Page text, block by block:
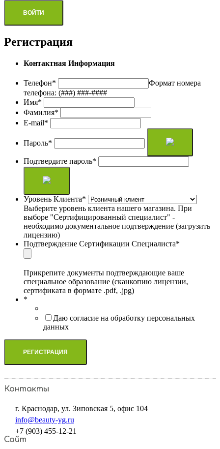
Регистрация
Контактная Информация
Телефон*
Формат номера
телефона: (###) ###-####
Имя*
Фамилия*
E-mail*
Пароль*
Подтвердите пароль*
Уровень Клиента*
Выберите уровень клиента нашего магазина. При
выборе "Сертифицированный специалист" -
необходимо документальное подтверждение (загрузить
лицензию)
Подтверждение Сертификации Специалиста*
Прикрепите документы подтверждающие ваше
специальное образование (сканкопию лицензии,
сертификата в формате .pdf, .jpg)
*
Даю согласие на обработку персональных
данных
Контакты
г. Краснодар, ул. Зиповская 5, офис 104
info@beauty-yg.ru
+7 (903) 455-12-21
Сайт